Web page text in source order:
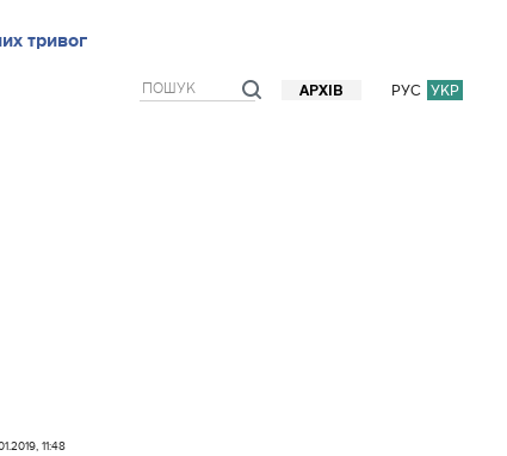
тривог
РУС УКР
АРХІВ
Блоги
11:48